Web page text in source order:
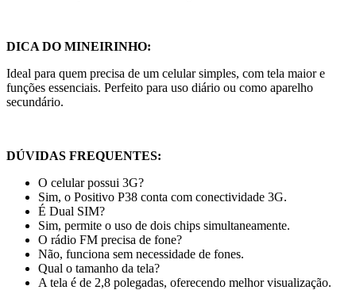
DICA DO MINEIRINHO:
Ideal para quem precisa de um celular simples, com tela maior e
funções essenciais. Perfeito para uso diário ou como aparelho
secundário.
DÚVIDAS FREQUENTES:
O celular possui 3G?
Sim, o Positivo P38 conta com conectividade 3G.
É Dual SIM?
Sim, permite o uso de dois chips simultaneamente.
O rádio FM precisa de fone?
Não, funciona sem necessidade de fones.
Qual o tamanho da tela?
A tela é de 2,8 polegadas, oferecendo melhor visualização.